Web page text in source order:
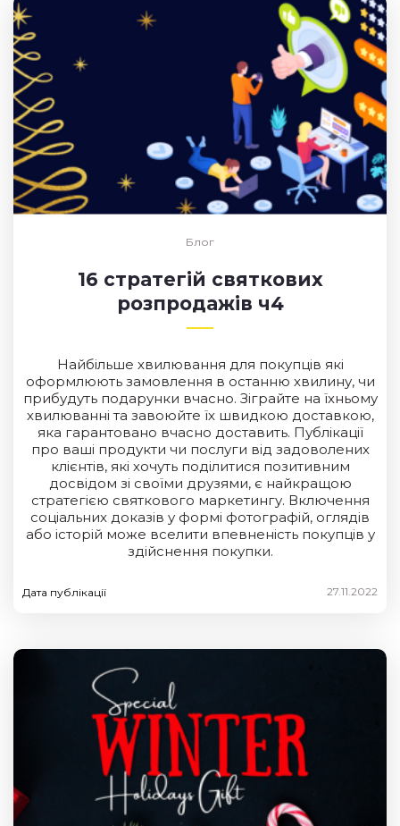
Блог
16 стратегій святкових
розпродажів ч4
Найбільше хвилювання для покупців які
оформлюють замовлення в останню хвилину, чи
прибудуть подарунки вчасно. Зіграйте на їхньому
хвилюванні та завоюйте їх швидкою доставкою,
яка гарантовано вчасно доставить. Публікації
про ваші продукти чи послуги від задоволених
клієнтів, які хочуть поділитися позитивним
досвідом зі своїми друзями, є найкращою
стратегією святкового маркетингу. Включення
соціальних доказів у формі фотографій, оглядів
або історій може вселити впевненість покупців у
здійснення покупки.
Дата публікації 27.11.2022